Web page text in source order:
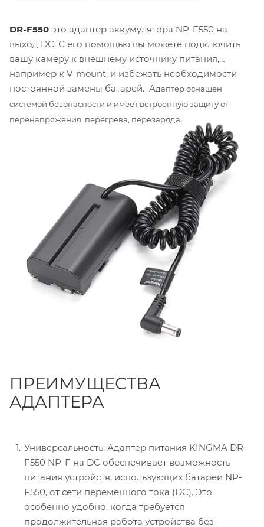
DR-F550 это адаптер аккумулятора NP-F550 на
выход DC. С его помощью вы можете подключить
вашу камеру к внешнему источнику питания,
например к V-mount, и избежать необходимости
постоянной замены батарей. Адаптер оснащен
системой безопасности и имеет встроенную защиту от
перенапряжения, перегрева, перезаряда.
ПРЕИМУЩЕСТВА
АДАПТЕРА
Универсальность: Адаптер питания KINGMA DR-
F550 NP-F на DC обеспечивает возможность
питания устройств, использующих батареи NP-
F550, от сети переменного тока (DC). Это
особенно удобно, когда требуется
продолжительная работа устройства без